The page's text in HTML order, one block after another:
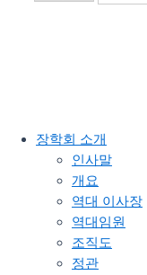
장학회 소개
인사말
개요
역대 이사장
역대임원
조직도
정관​